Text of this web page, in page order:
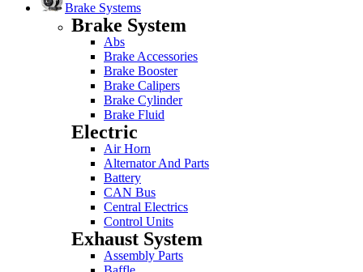
Brake Systems
Brake System
Abs
Brake Accessories
Brake Booster
Brake Calipers
Brake Cylinder
Brake Fluid
Electric
Air Horn
Alternator And Parts
Battery
CAN Bus
Central Electrics
Control Units
Exhaust System
Assembly Parts